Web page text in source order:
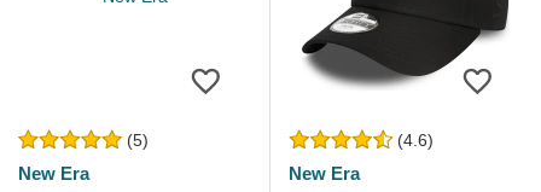
(5)
New Era
(4.6)
New Era